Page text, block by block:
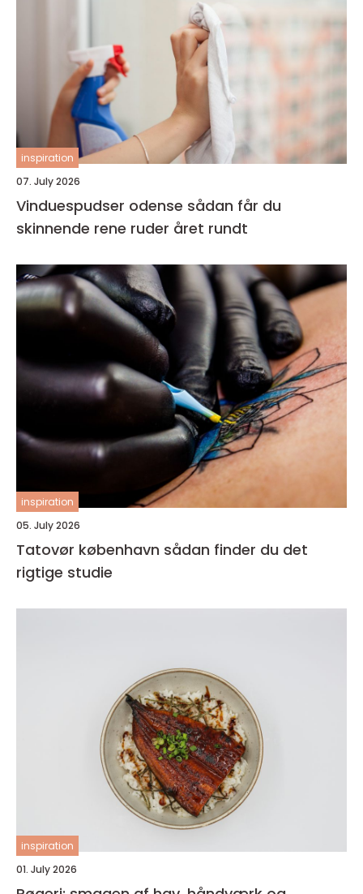
inspiration
07. July 2026
Vinduespudser odense sådan får du
skinnende rene ruder året rundt
inspiration
05. July 2026
Tatovør københavn sådan finder du det
rigtige studie
inspiration
01. July 2026